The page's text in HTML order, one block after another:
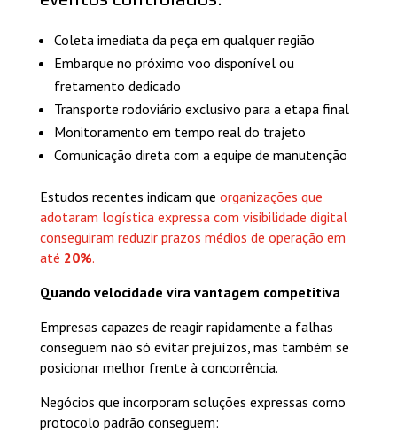
Coleta imediata da peça em qualquer região
Embarque no próximo voo disponível ou
fretamento dedicado
Transporte rodoviário exclusivo para a etapa final
Monitoramento em tempo real do trajeto
Comunicação direta com a equipe de manutenção
Estudos recentes indicam que organizações que
adotaram logística expressa com visibilidade digital
conseguiram reduzir prazos médios de operação em
até 20%.
Quando velocidade vira vantagem competitiva
Empresas capazes de reagir rapidamente a falhas
conseguem não só evitar prejuízos, mas também se
posicionar melhor frente à concorrência.
Negócios que incorporam soluções expressas como
protocolo padrão conseguem: